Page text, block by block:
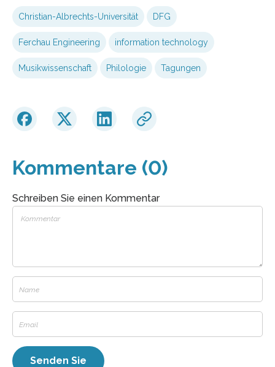
Christian-Albrechts-Universität DFG
Ferchau Engineering information technology
Musikwissenschaft Philologie Tagungen
Kommentare (0)
Schreiben Sie einen Kommentar